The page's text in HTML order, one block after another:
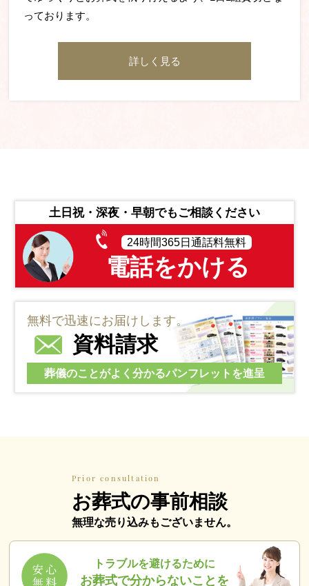
っております。
詳しく見る
土日祝・深夜・早朝でもご相談ください
24時間365日通話料無料
電話をかける
無料で迅速にお届けします。
資料請求
葬儀のことがよく分かるパンフレットを進呈
Prior consultation
お葬式の事前相談
無理な売り込みもございません。
トラブルを避けるために
お葬式で分からないことを